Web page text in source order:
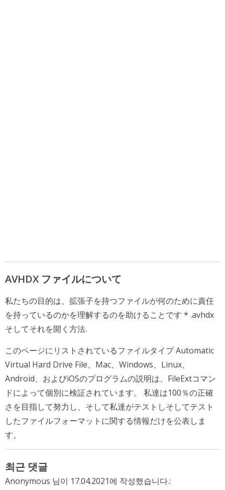
AVHDX ファイルについて
私たちの目的は、拡張子を持つファイルが何のために責任
を持っているのかを理解するのを助けることです * .avhdx
そしてそれを開く方法.
このページにリストされているファイルタイプ Automatic
Virtual Hard Drive File、Mac、Windows、Linux、
Android、およびiOSのプログラムの説明は、FileExtコマン
ドによって個別に検証されています。 私達は100％の正確
さを目指して努力し、そして私達がテストしそしてテスト
したファイルフォーマットに関する情報だけを公表しま
す。
최근 댓글
Anonymous 님이 17.04.2021에 작성했습니다.: